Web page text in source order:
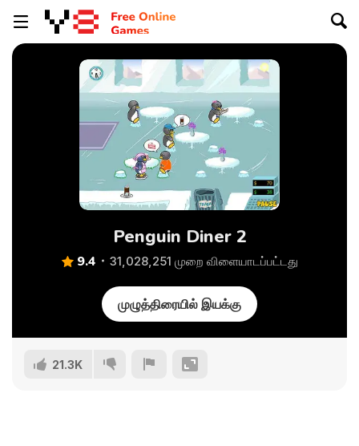
Penguin Diner 2
9.4 31,028,251 முறை விளையாடப்பட்டது
முழுத்திரையில் இயக்கு
21.3K